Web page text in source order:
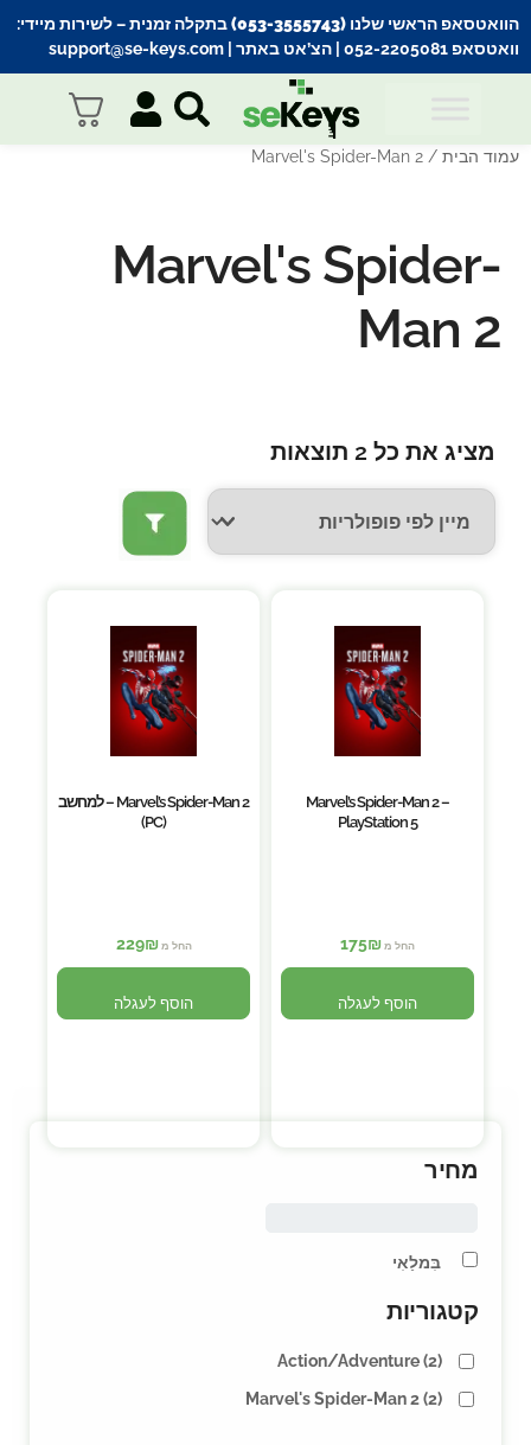
הוואטסאפ הראשי שלנו (053-3555743) בתקלה זמנית
– לשירות מיידי:
וואטסאפ 052-2205081
| הצ’אט באתר | support@se-keys.com
עמוד הבית / Marvel's Spider-Man 2
Marvel's Spider-
Man 2
מחיר
בִּמלַאִי
קטגוריות
Action/Adventure(2)
Marvel's Spider-Man 2(2)
מציג את כל 2 תוצאות
Marvel’s Spider-Man 2 –
PlayStation 5
החל מ 175₪
הוסף לעגלה
Marvel’s Spider-Man 2 – למחשב
(PC)
החל מ 229₪
הוסף לעגלה